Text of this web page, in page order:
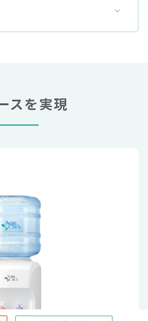
スを実現